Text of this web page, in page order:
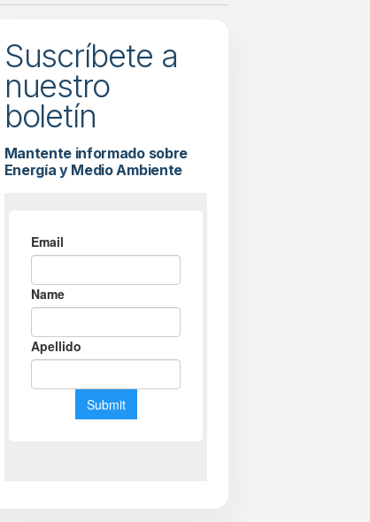
Suscríbete a
nuestro
boletín
Mantente informado sobre
Energía y Medio Ambiente